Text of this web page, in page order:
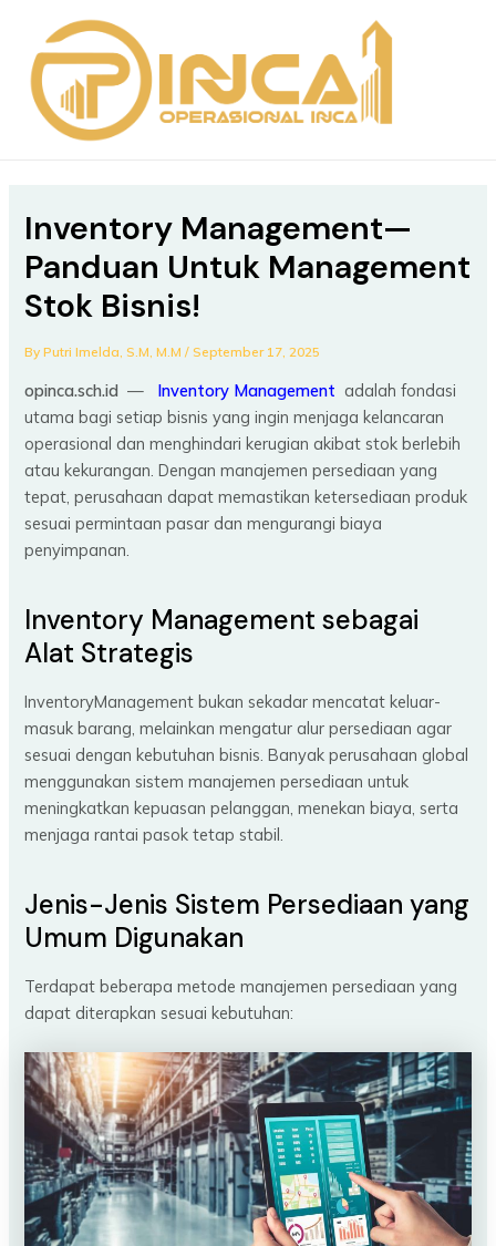
content
Inventory Management—
Panduan Untuk Management
Stok Bisnis!
ByPutri Imelda, S.M, M.M/September 17, 2025
opinca.sch.id — Inventory Management adalah fondasi
utama bagi setiap bisnis yang ingin menjaga kelancaran
operasional dan menghindari kerugian akibat stok berlebih
atau kekurangan. Dengan manajemen persediaan yang
tepat, perusahaan dapat memastikan ketersediaan produk
sesuai permintaan pasar dan mengurangi biaya
penyimpanan.
Inventory Management sebagai
Alat Strategis
InventoryManagement bukan sekadar mencatat keluar-
masuk barang, melainkan mengatur alur persediaan agar
sesuai dengan kebutuhan bisnis. Banyak perusahaan global
menggunakan sistem manajemen persediaan untuk
meningkatkan kepuasan pelanggan, menekan biaya, serta
menjaga rantai pasok tetap stabil.
Jenis-Jenis Sistem Persediaan yang
Umum Digunakan
Terdapat beberapa metode manajemen persediaan yang
dapat diterapkan sesuai kebutuhan:
navigation